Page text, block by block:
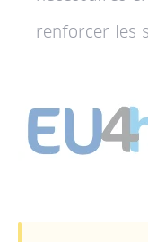
renforcer les